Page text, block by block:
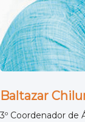
Baltazar
3º Coordenador de